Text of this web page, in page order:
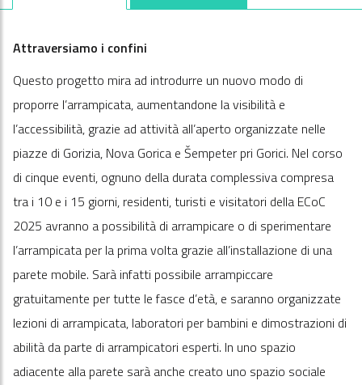
Attraversiamo i confini
Questo progetto mira ad introdurre un nuovo modo di
proporre l’arrampicata, aumentandone la visibilità e
l’accessibilità, grazie ad attività all’aperto organizzate nelle
piazze di Gorizia, Nova Gorica e Šempeter pri Gorici. Nel corso
di cinque eventi, ognuno della durata complessiva compresa
tra i 10 e i 15 giorni, residenti, turisti e visitatori della ECoC
2025 avranno a possibilità di arrampicare o di sperimentare
l’arrampicata per la prima volta grazie all’installazione di una
parete mobile. Sarà infatti possibile arrampiccare
gratuitamente per tutte le fasce d’età, e saranno organizzate
lezioni di arrampicata, laboratori per bambini e dimostrazioni di
abilità da parte di arrampicatori esperti. In uno spazio
adiacente alla parete sarà anche creato uno spazio sociale